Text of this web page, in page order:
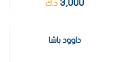
3,000 د.ك
داوود باشا